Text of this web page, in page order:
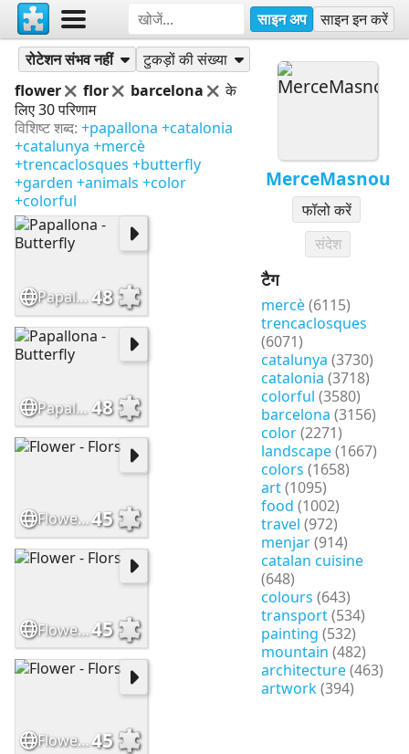
साइन अप साइन इन करें
MerceMasnou
फॉलो करें
संदेश
टैग
mercè(6115)
trencaclosques
(6071)
catalunya (3730)
catalonia (3718)
colorful (3580)
barcelona (3156)
color(2271)
landscape(1667)
colors (1658)
art(1095)
food (1002)
travel (972)
menjar(914)
catalan cuisine
(648)
colours (643)
transport(534)
painting (532)
mountain (482)
architecture(463)
artwork(394)
MerceMasnou
पहेलियां
रोटेशन संभव नहीं
टुकड़ों की संख्या
flower
flor barcelona
के
लिए 30 परिणाम
विशिष्ट शब्द: +papallona +catalonia
+catalunya +mercè
+trencaclosques +butterfly
+garden +animals +color
+colorful
Papallona - Butterfly48
Papallona - Butterfly48
Flower - Flors45
Flower - Flors45
Flower - Flors45